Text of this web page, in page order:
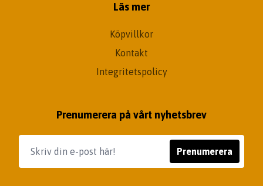
Läs mer
Köpvillkor
Kontakt
Integritetspolicy
Prenumerera på vårt nyhetsbrev
Prenumerera